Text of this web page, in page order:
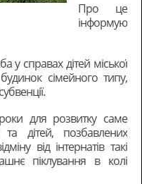
Про це
інформую
у справах дітей міської
сімейного типу,
для розвитку саме
та дітей, позбавлених
від інтернатів такі
піклування в колі